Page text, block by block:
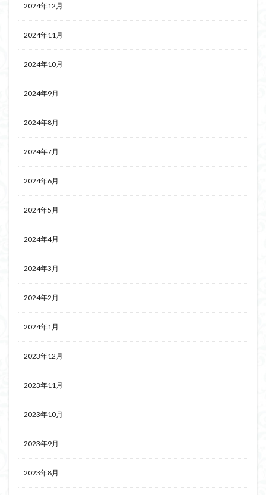
2024年12月
2024年11月
2024年10月
2024年9月
2024年8月
2024年7月
2024年6月
2024年5月
2024年4月
2024年3月
2024年2月
2024年1月
2023年12月
2023年11月
2023年10月
2023年9月
2023年8月